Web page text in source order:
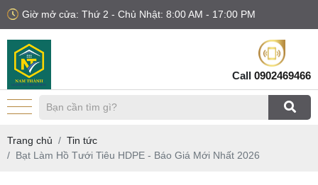
Giờ mở cửa: Thứ 2 - Chủ Nhật: 8:00 AM - 17:00 PM
Call 0902469466
Trang chủ
Tin tức
Bạt Làm Hồ Tưới Tiêu HDPE - Báo Giá Mới Nhất 2026